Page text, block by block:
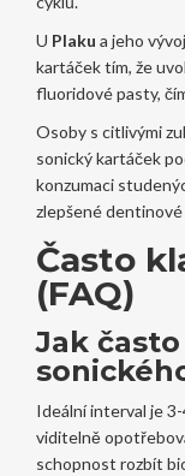
U Plaku a jeho
kartáček tím, že
fluoridové pasty,
Osoby s citlivými
sonický kartáček
konzumaci
zlepšené
Často
(FAQ)
Jak
Ideální interval je
viditelně
schopnost rozbít